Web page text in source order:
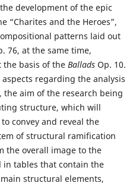
development of the epic
“Charites and the Heroes”,
patterns laid out
76, at the same time,
the basis of the Ballads Op. 10.
regarding the analysis
aim of the research being
structure, which will
convey and reveal the
of structural ramification
the overall image to the
in tables that contain the
structural elements,